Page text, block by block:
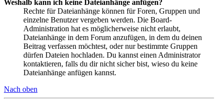
Weshalb kann ich keine Dateianhänge anfügen?
Rechte für Dateianhänge können für Foren, Gruppen und
einzelne Benutzer vergeben werden. Die Board-
Administration hat es möglicherweise nicht erlaubt,
Dateianhänge in dem Forum anzufügen, in dem du deinen
Beitrag verfassen möchtest, oder nur bestimmte Gruppen
dürfen Dateien hochladen. Du kannst einen Administrator
kontaktieren, falls du dir nicht sicher bist, wieso du keine
Dateianhänge anfügen kannst.
Nach oben